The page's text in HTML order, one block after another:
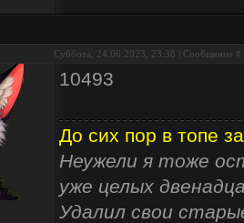
Суббота, 24.06.2023, 23:38 | Сообщение #
10493
До сих пор в топе
Неужели я тоже
уже целых
Удалил свои